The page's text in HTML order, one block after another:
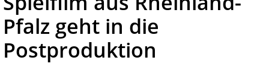
Pfalz geht in die
Postproduktion